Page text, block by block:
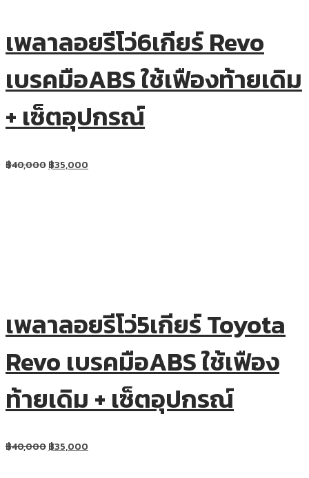
เพลาลอยรีโว่6เกียร์ Revo
เบรคมือABS ใช้เฟืองท้ายเดิม
+ เซ็ตอุปกรณ์
฿40,000฿35,000
เพลาลอยรีโว่5เกียร์ Toyota
Revo เบรคมือABS ใช้เฟือง
ท้ายเดิม + เซ็ตอุปกรณ์
฿40,000฿35,000